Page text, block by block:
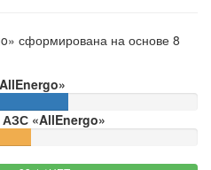
сформирована на основе 8
«AllEnergo»